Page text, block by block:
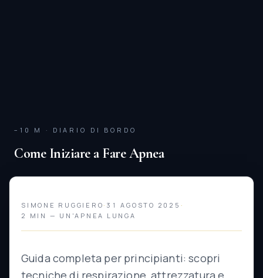
−10 M · DIARIO DI BORDO
Come Iniziare a Fare Apnea
SIMONE RUGGIERO· 31 AGOSTO 2025 ·
2 MIN — UN'APNEA LUNGA
Guida completa per principianti: scopri
tecniche di respirazione, attrezzatura e